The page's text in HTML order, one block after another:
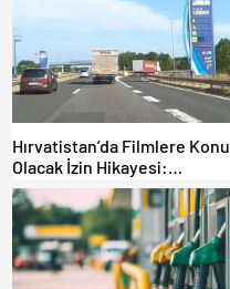
Hırvatistan’da Filmlere Konu
Olacak İzin Hikayesi:
Benzinlikte Eşini Unuttu!